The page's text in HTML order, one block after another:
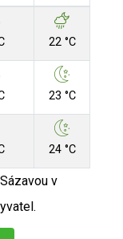
22 °C
23 °C
24 °C
v